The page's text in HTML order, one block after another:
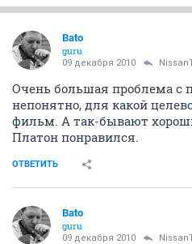
Bato
guru
09 декабря 2010
Очень большая проблема с
непонятно, для какой
фильм. А так-бывают
Платон понравился.
ОТВЕТИТЬ
Bato
guru
09 декабря 2010